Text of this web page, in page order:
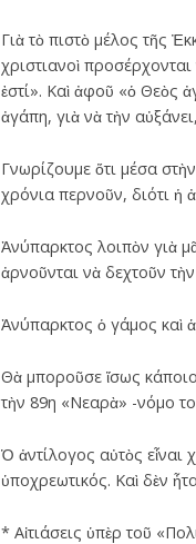
Γιὰ τὸ πιστὸ μέλος τῆς
χριστιανοὶ
ἐστί». Καὶ ἀφοῦ «ὁ Θεὸς
ἀγάπη, γιὰ νὰ τὴν
Γνωρίζουμε ὅτι μέσα
χρόνια περνοῦν, διότι ἡ
Ἀνύπαρκτος λοιπὸν γιὰ
ἀρνοῦνται νὰ δεχτοῦν
Ἀνύπαρκτος ὁ γάμος καὶ
Θὰ μποροῦσε ἴσως
τὴν 89η «Νεαρὰ» -νόμο
Ὁ ἀντίλογος αὐτὸς εἶναι
ὑποχρεωτικός. Καὶ δὲν
* Αἰτιάσεις ὑπὲρ τοῦ